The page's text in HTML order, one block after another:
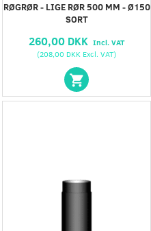
RØGRØR - LIGE RØR 500 MM - Ø150
SORT
260,00 DKK Incl. VAT
(208,00 DKK Excl. VAT)